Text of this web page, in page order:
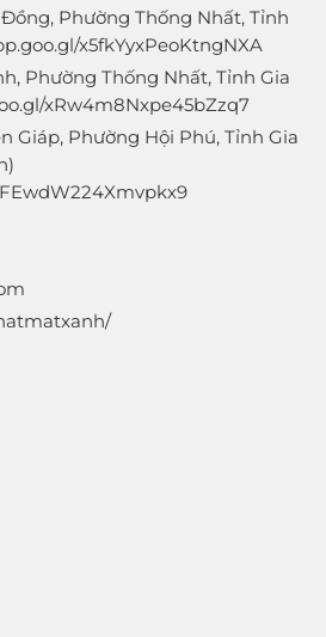
Đồng, Phường Thống Nhất, Tỉnh
x5fkYyxPeoKtngNXA
Phường Thống Nhất, Tỉnh Gia
xRw4m8Nxpe45bZzq7
Giáp, Phường Hội Phú, Tỉnh Gia